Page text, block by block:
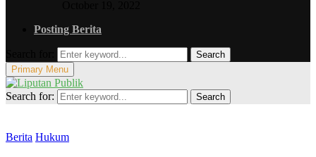
Posting Berita
Search
Primary Menu
Search for: Search
Berita Hukum